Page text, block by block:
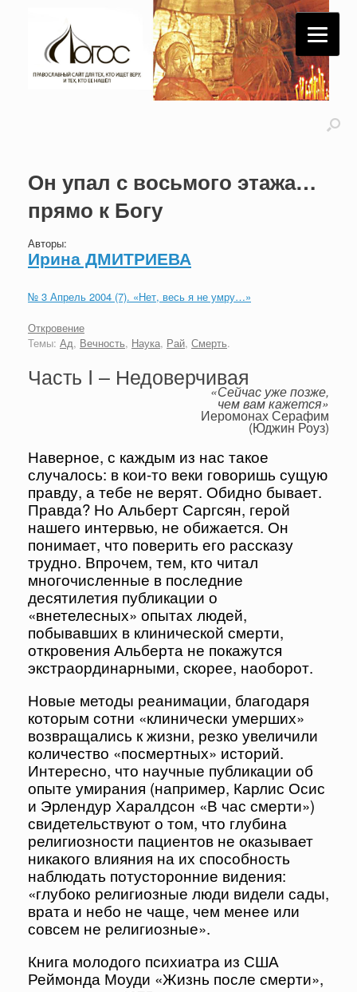
Он упал с восьмого этажа…
прямо к Богу
Авторы:
Ирина ДМИТРИЕВА
№ 3 Апрель 2004 (7). «Нет, весь я не умру…»
Откровение
Темы: Ад, Вечность, Наука, Рай, Смерть.
Часть I – Недоверчивая
«Сейчас уже позже,
чем вам кажется»
Иеромонах Серафим
(Юджин Роуз)
Наверное, с каждым из нас такое
случалось: в кои-то веки говоришь сущую
правду, а тебе не верят. Обидно бывает.
Правда? Но Альберт Саргсян, герой
нашего интервью, не обижается. Он
понимает, что поверить его рассказу
трудно. Впрочем, тем, кто читал
многочисленные в последние
десятилетия публикации о
«внетелесных» опытах людей,
побывавших в клинической смерти,
откровения Альберта не покажутся
экстраординарными, скорее, наоборот.
Новые методы реанимации, благодаря
которым сотни «клинически умерших»
возвращались к жизни, резко увеличили
количество «посмертных» историй.
Интересно, что научные публикации об
опыте умирания (например, Карлис Осис
и Эрлендур Харалдсон «В час смерти»)
свидетельствуют о том, что глубина
религиозности пациентов не оказывает
никакого влияния на их способность
наблюдать потусторонние видения:
«глубоко религиозные люди видели сады,
врата и небо не чаще, чем менее или
совсем не религиозные».
Книга молодого психиатра из США
Реймонда Моуди «Жизнь после смерти»,